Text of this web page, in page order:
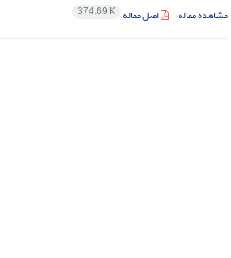
مشاهده مقاله اصل مقاله 374.69 K